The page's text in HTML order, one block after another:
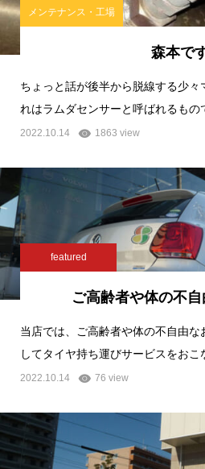
メンテナンス・工場
森本で
ちょっと話が後半から脱線する少々
れはラムダセンサーと呼ばれるもの
2022.10.14 1863 view
featured
ご高齢者や体の不
当店では、ご高齢者や体の不自由な
してタイヤ持ち運びサービスをおこ
2022.10.14 76 view